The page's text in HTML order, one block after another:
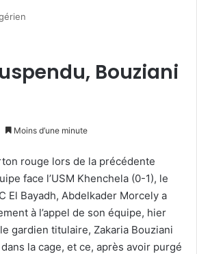
Bouziani
Moins d’une minute
rouge lors de la précédente
face l’USM Khenchela (0-1), le
El Bayadh, Abdelkader Morcely a
à l’appel de son équipe, hier
le gardien titulaire, Zakaria Bouziani
la cage, et ce, après avoir purgé